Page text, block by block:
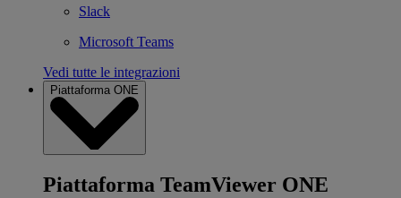
Slack
Microsoft Teams
Vedi tutte le integrazioni
Piattaforma ONE
Piattaforma TeamViewer ONE